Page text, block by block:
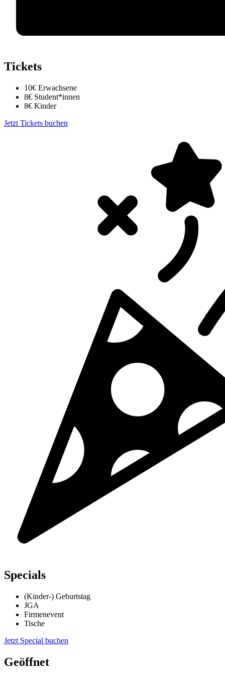
Tickets
10€ Erwachsene
8€ Student*innen
8€ Kinder
Jetzt Tickets buchen
Specials
(Kinder-) Geburtstag
JGA
Firmenevent
Tische
Jetzt Special buchen
Geöffnet